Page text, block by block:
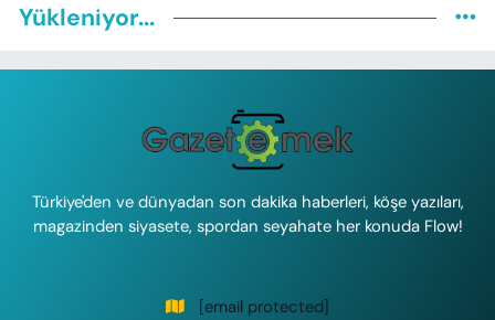
Yükleniyor...
Türkiye'den ve dünyadan son dakika haberleri, köşe yazıları,
magazinden siyasete, spordan seyahate her konuda Flow!
[email protected]